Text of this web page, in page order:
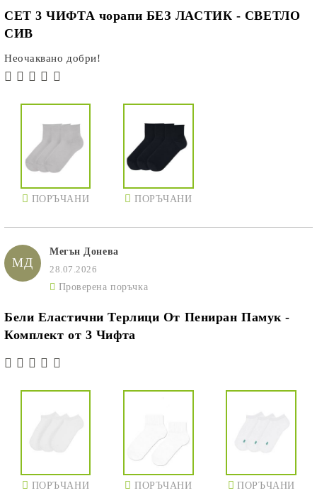
СЕТ 3 ЧИФТА чорапи БЕЗ ЛАСТИК - СВЕТЛО
СИВ
Неочаквано добри!
ПОРЪЧАНИ ПОРЪЧАНИ
МД
Мегън Донева
28.07.2026
Проверена поръчка
Бели Еластични Терлици От Пениран Памук -
Комплект от 3 Чифта
ПОРЪЧАНИ ПОРЪЧАНИ ПОРЪЧАНИ